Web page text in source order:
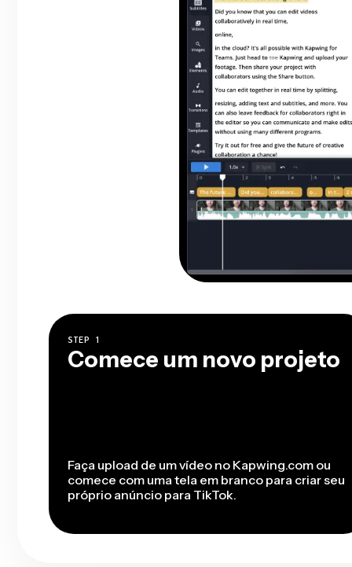
STEP 1
Comece um novo projeto
Faça upload de um vídeo no Kapwing.com ou
comece com uma tela em branco para criar seu
próprio anúncio para TikTok.